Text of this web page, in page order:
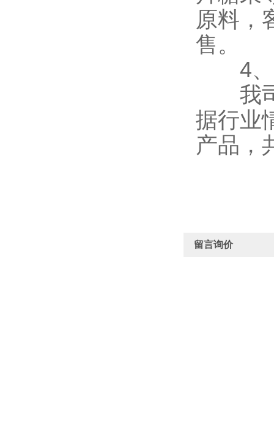
原料，
售。
4、
我司
据行业
产品，
留言询价